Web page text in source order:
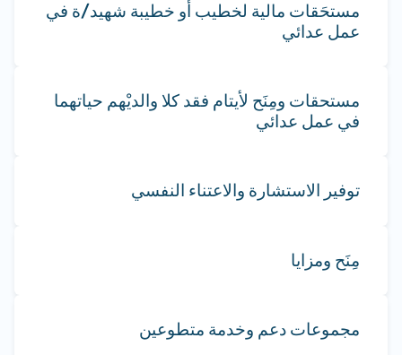
مستحَقات مالية لخطيب أو خطيبة شهيد/ة في
عمل عدائي
مستحقات ومِنَح لأيتام فقد كلا والديْهم حياتهما
في عمل عدائي
توفير الاستشارة والاعتناء النفسي
مِنَح ومزايا
مجموعات دعم وخدمة متطوعين